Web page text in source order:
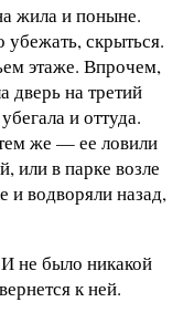
жила и поныне.
убежать, скрыться.
этаже. Впрочем,
дверь на третий
и оттуда.
же — ее ловили
или в парке возле
и водворяли назад,
не было никакой
к ней.